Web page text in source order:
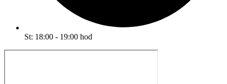
St: 18:00 - 19:00 hod